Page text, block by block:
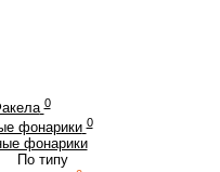
0
фонарики 0
фонарики
По типу